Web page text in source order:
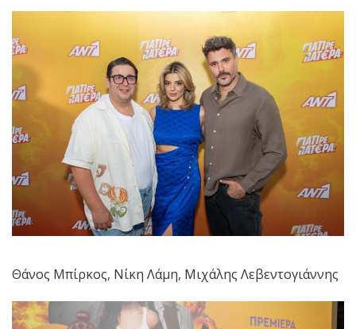
Θάνος Μπίρκος, Νίκη Λάμη, Μιχάλης Λεβεντογιάννης